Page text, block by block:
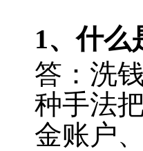
1、什么
答：洗
种手法
金账户